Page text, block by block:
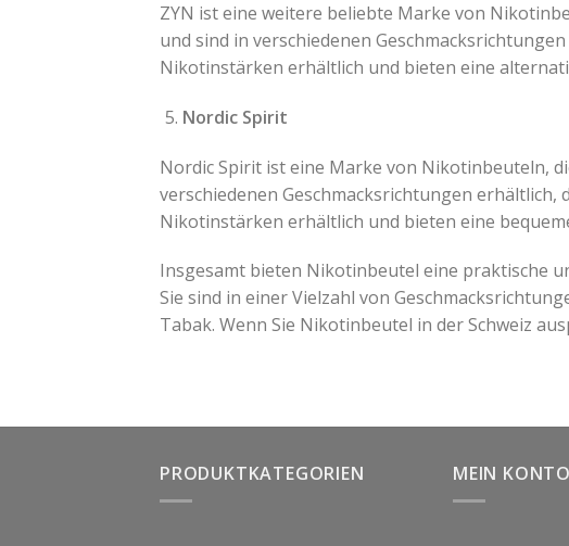
ZYN ist eine weitere beliebte Marke von
und sind in verschiedenen
Nikotinstärken erhältlich und bieten eine
Nordic Spirit
Nordic Spirit ist eine Marke von Nikotinbeuteln,
verschiedenen Geschmacksrichtungen
Nikotinstärken erhältlich und bieten eine
Insgesamt bieten Nikotinbeutel eine praktische
Sie sind in einer Vielzahl von
Tabak. Wenn Sie Nikotinbeutel in der Schweiz
PRODUKTKATEGORIEN MEIN KONTO